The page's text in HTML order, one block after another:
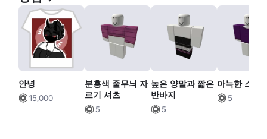
안녕
15,000
분홍색 줄무늬 자
르기 셔츠
5
높은 양말과 짧은
반바지
5
아늑한 스웨
5